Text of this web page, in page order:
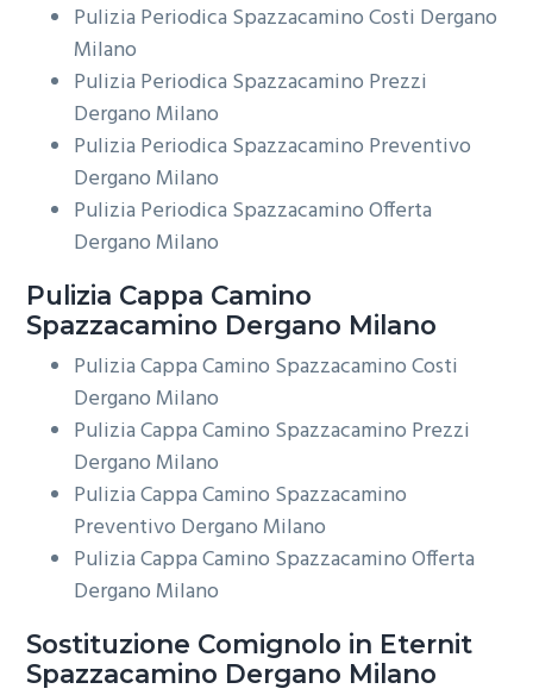
Pulizia Periodica Spazzacamino Costi Dergano
Milano
Pulizia Periodica Spazzacamino Prezzi
Dergano Milano
Pulizia Periodica Spazzacamino Preventivo
Dergano Milano
Pulizia Periodica Spazzacamino Offerta
Dergano Milano
Pulizia Cappa Camino
Spazzacamino Dergano Milano
Pulizia Cappa Camino Spazzacamino Costi
Dergano Milano
Pulizia Cappa Camino Spazzacamino Prezzi
Dergano Milano
Pulizia Cappa Camino Spazzacamino
Preventivo Dergano Milano
Pulizia Cappa Camino Spazzacamino Offerta
Dergano Milano
Sostituzione Comignolo in Eternit
Spazzacamino Dergano Milano